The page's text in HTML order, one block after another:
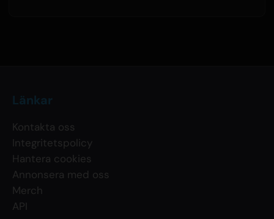
Länkar
Kontakta oss
Integritetspolicy
Hantera cookies
Annonsera med oss
Merch
API